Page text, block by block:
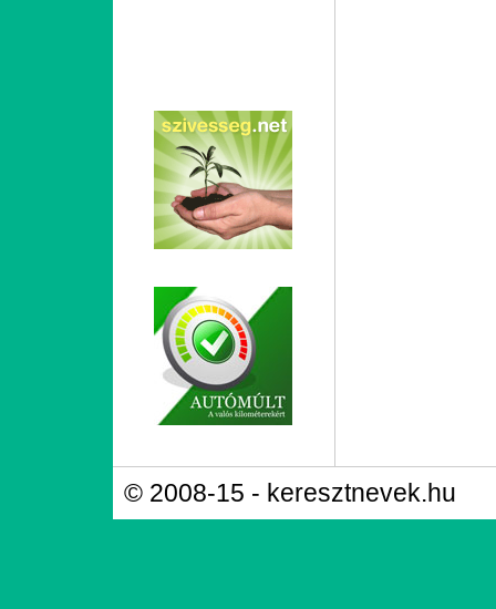
© 2008-15 - keresztnevek.hu